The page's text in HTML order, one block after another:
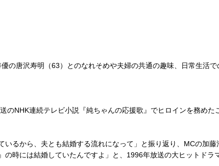
唐沢寿明（63）とのなれそめや夫婦の共通の趣味、日常生活で
NHK連続テレビ小説『純ちゃんの応援歌』でヒロインを務めた
るから、夫とも結婚する流れになって」と振り返り、MCの加藤
時には結婚していたんですよ」と、1996年放送の大ヒットドラ